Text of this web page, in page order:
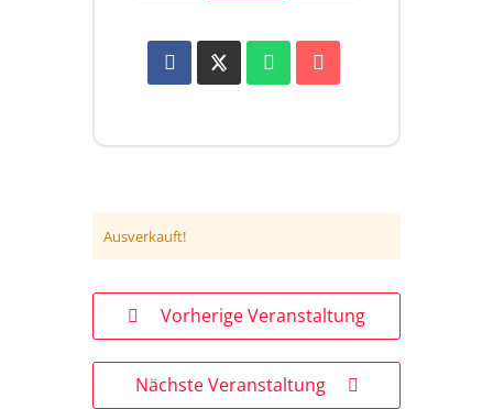
Ausverkauft!
Vorherige Veranstaltung
Nächste Veranstaltung